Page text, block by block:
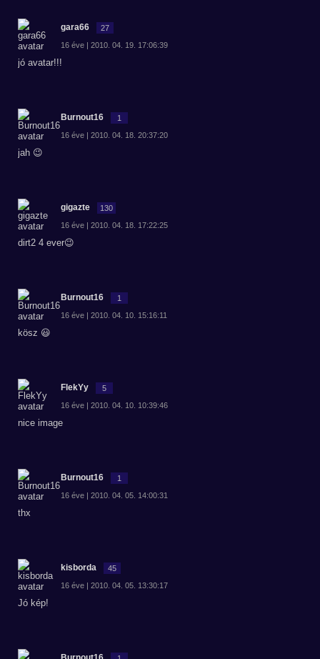
gara66 27
16 éve | 2010. 04. 19. 17:06:39
jó avatar!!!
Burnout16 1
16 éve | 2010. 04. 18. 20:37:20
jah 😉
gigazte 130
16 éve | 2010. 04. 18. 17:22:25
dirt2 4 ever😉
Burnout16 1
16 éve | 2010. 04. 10. 15:16:11
kösz 😃
FlekYy 5
16 éve | 2010. 04. 10. 10:39:46
nice image
Burnout16 1
16 éve | 2010. 04. 05. 14:00:31
thx
kisborda 45
16 éve | 2010. 04. 05. 13:30:17
Jó kép!